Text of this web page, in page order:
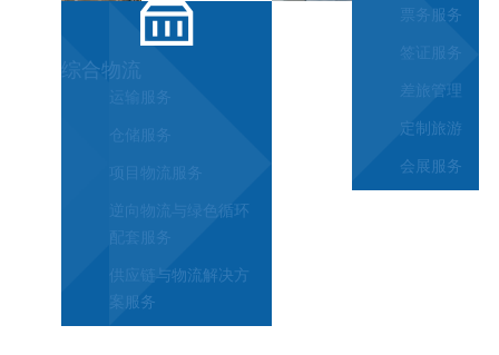
综合物流
运输服务
仓储服务
项目物流服务
逆向物流与绿色循环
配套服务
供应链与物流解决方
案服务
票务服务
签证服务
差旅管理
定制旅游
会展服务